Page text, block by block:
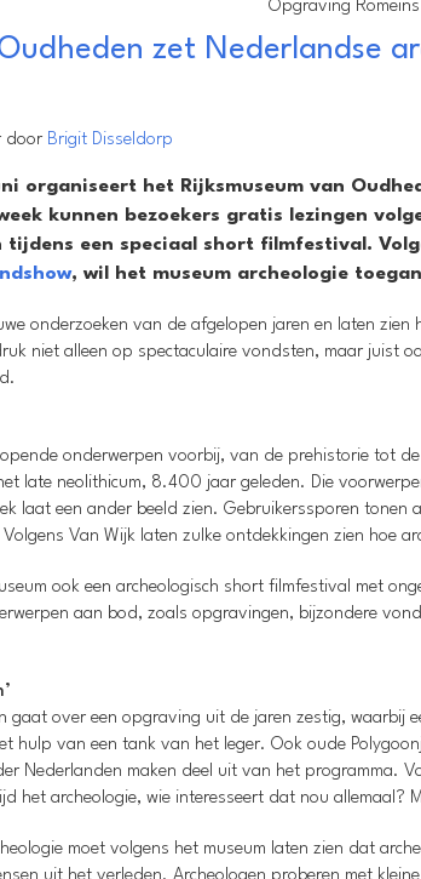
Opgraving
zet Nederlandse
door Brigit Disseldorp
organiseert het Rijksmuseum van
kunnen bezoekers gratis lezingen
tijdens een speciaal short filmfestival.
, wil het museum archeologie
onderzoeken van de afgelopen jaren en laten
niet alleen op spectaculaire vondsten, maar juist
onderwerpen voorbij, van de prehistorie tot
late neolithicum, 8.400 jaar geleden. Die
laat een ander beeld zien. Gebruikerssporen tonen
Van Wijk laten zulke ontdekkingen zien hoe
ook een archeologisch short filmfestival met
aan bod, zoals opgravingen, bijzondere
gaat over een opgraving uit de jaren zestig, waarbij
hulp van een tank van het leger. Ook oude
Nederlanden maken deel uit van het programma.
het archeologie, wie interesseert dat nou
moet volgens het museum laten zien dat